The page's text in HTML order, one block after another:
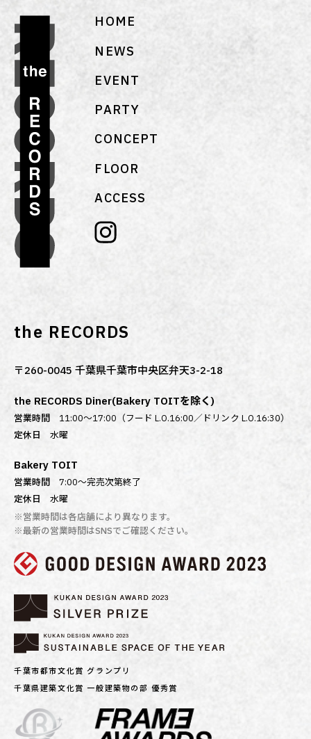
HOME
NEWS
EVENT
PARTY
CONCEPT
FLOOR
ACCESS
the RECORDS
〒260-0045 千葉県千葉市中央区弁天3-2-18
the RECORDS Diner(Bakery TOITを除く)
営業時間 11:00～17:00（フード L.O.16:00／ドリンク L.O.16:30）
定休日水曜
Bakery TOIT
営業時間7:00〜完売次第終了
定休日水曜
※営業時間は各店舗により異なります。
※最新の営業時間はSNSでご確認ください。
千葉市都市文化賞 グランプリ
千葉県建築文化賞 一般建築物の部 優秀賞